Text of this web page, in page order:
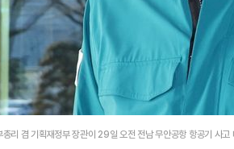
총리 겸 기획재정부 장관이 29일 오전 전남 무안공항 항공기 사